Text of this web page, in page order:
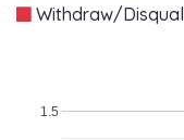
Withdraw/
1.5